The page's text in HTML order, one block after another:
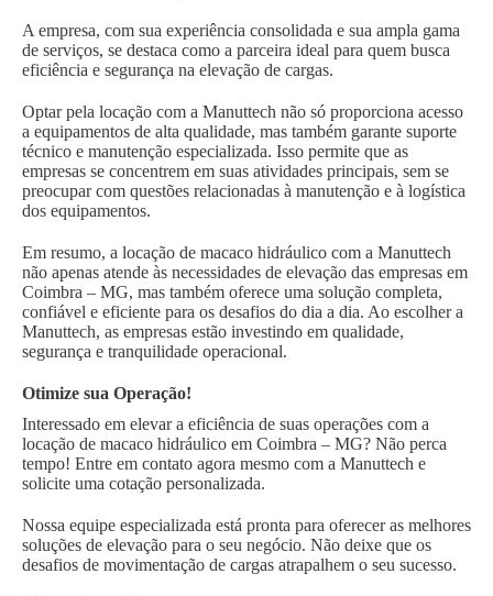
A empresa, com sua experiência consolidada e sua ampla gama
de serviços, se destaca como a parceira ideal para quem busca
eficiência e segurança na elevação de cargas.
Optar pela locação com a Manuttech não só proporciona acesso
a equipamentos de alta qualidade, mas também garante suporte
técnico e manutenção especializada. Isso permite que as
empresas se concentrem em suas atividades principais, sem se
preocupar com questões relacionadas à manutenção e à logística
dos equipamentos.
Em resumo, a locação de macaco hidráulico com a Manuttech
não apenas atende às necessidades de elevação das empresas em
Coimbra – MG, mas também oferece uma solução completa,
confiável e eficiente para os desafios do dia a dia. Ao escolher a
Manuttech, as empresas estão investindo em qualidade,
segurança e tranquilidade operacional.
Otimize sua Operação!
Interessado em elevar a eficiência de suas operações com a
locação de macaco hidráulico em Coimbra – MG? Não perca
tempo! Entre em contato agora mesmo com a Manuttech e
solicite uma cotação personalizada.
Nossa equipe especializada está pronta para oferecer as melhores
soluções de elevação para o seu negócio. Não deixe que os
desafios de movimentação de cargas atrapalhem o seu sucesso.